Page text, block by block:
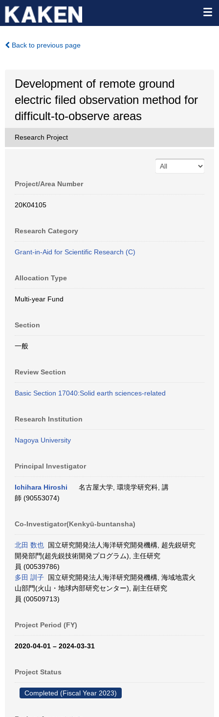
Back to previous page
Development of remote ground
electric filed observation method for
difficult-to-observe areas
Research Project
Project/Area Number
20K04105
Research Category
Grant-in-Aid for Scientific Research (C)
Allocation Type
Multi-year Fund
Section
一般
Review Section
Basic Section 17040:Solid earth sciences-related
Research Institution
Nagoya University
Principal Investigator
Ichihara Hiroshi
名古屋大学, 環境学研究科, 講
師 (90553074)
Co-Investigator(Kenkyū-buntansha)
北田 数也 国立研究開発法人海洋研究開発機構, 超先鋭研究
開発部門(超先鋭技術開発プログラム), 主任研究
員 (00539786)
多田 訓子 国立研究開発法人海洋研究開発機構, 海域地震火
山部門(火山・地球内部研究センター), 副主任研究
員 (00509713)
Project Period (FY)
2020-04-01 – 2024-03-31
Project Status
Completed (Fiscal Year 2023)